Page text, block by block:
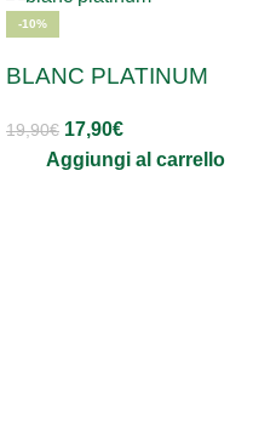
-10%
BLANC PLATINUM
19,90€ 17,90€
Aggiungi al carrello